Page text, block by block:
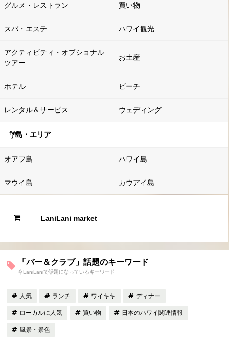
グルメ・レストラン 買い物
スパ・エステ ハワイ観光
アクティビティ・オプショナル
ツアー
お土産
ホテル ビーチ
レンタル＆サービス ウェディング
島・エリア
オアフ島 ハワイ島
マウイ島 カウアイ島
LaniLani market
「バー＆クラブ」話題のキーワード
今LaniLaniで話題になっているキーワード
人気 ランチ ワイキキ ディナー
ローカルに人気 買い物 日本のハワイ関連情報
風景・景色